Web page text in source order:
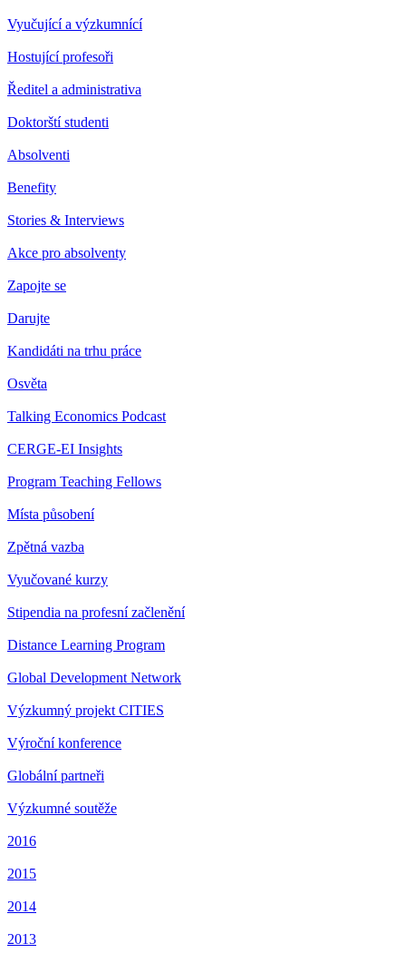
Vyučující a výzkumnící
Hostující profesoři
Ředitel a administrativa
Doktorští studenti
Absolventi
Benefity
Stories & Interviews
Akce pro absolventy
Zapojte se
Darujte
Kandidáti na trhu práce
Osvěta
Talking Economics Podcast
CERGE-EI Insights
Program Teaching Fellows
Místa působení
Zpětná vazba
Vyučované kurzy
Stipendia na profesní začlenění
Distance Learning Program
Global Development Network
Výzkumný projekt CITIES
Výroční konference
Globální partneři
Výzkumné soutěže
2016
2015
2014
2013